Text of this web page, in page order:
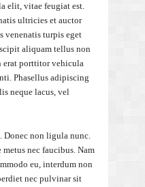
elit, vitae feugiat est.
ultricies et auctor
venenatis turpis eget
aliquam tellus non
erat porttitor vehicula
Phasellus adipiscing
neque lacus, vel
Donec non ligula nunc.
nec faucibus. Nam
eu, interdum non
nec pulvinar sit